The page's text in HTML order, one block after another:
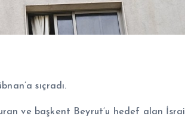
sıçradı.
ve başkent Beyrut’u hedef alan İsrail